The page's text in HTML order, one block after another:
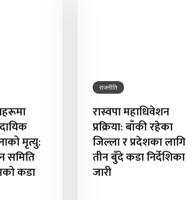
मृत्यु:
समिति
कडा
राजनीति
रास्वपा महाधिवेशन
प्रक्रिया: बाँकी रहेका
जिल्ला र प्रदेशका लागि
तीन बुँदे कडा निर्देशिका
जारी